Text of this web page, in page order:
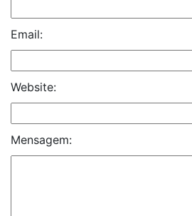
Email:
Website:
Mensagem: